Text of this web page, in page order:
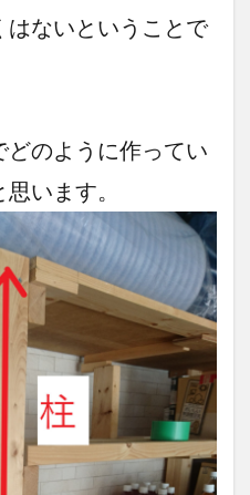
はないということで
のように作ってい
います。